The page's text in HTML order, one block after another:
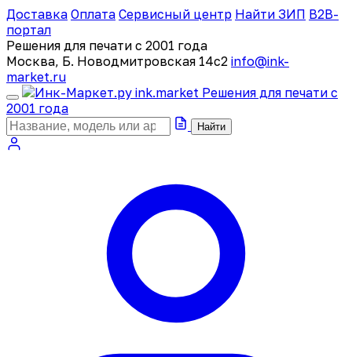
Доставка Оплата Сервисный центр Найти ЗИП B2B-
портал
Решения для печати с 2001 года
Москва, Б. Новодмитровская 14с2 info@ink-
market.ru
ink.market Решения для печати с
2001 года
Найти